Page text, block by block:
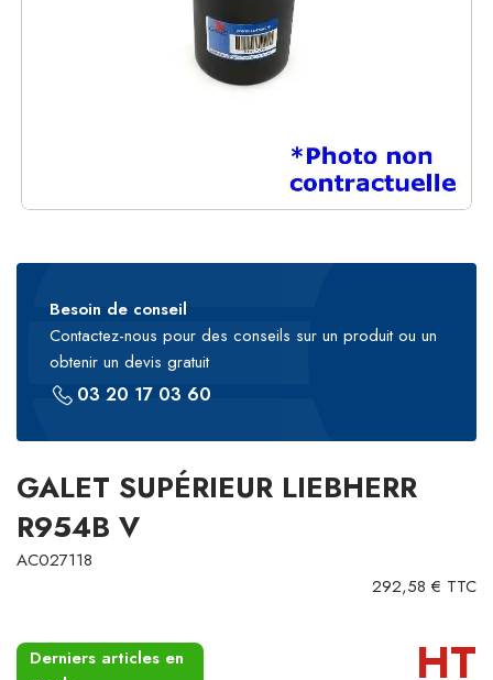
Besoin de conseil
Contactez-nous pour des conseils sur un produit ou un
obtenir un devis gratuit
03 20 17 03 60
GALET SUPÉRIEUR LIEBHERR
R954B V
AC027118
292,58 € TTC
Derniers articles en
HT